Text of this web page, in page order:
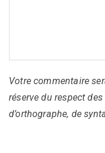
Votre commentaire
réserve du respect
d’orthographe, de